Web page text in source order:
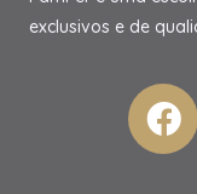
exclusivos e de